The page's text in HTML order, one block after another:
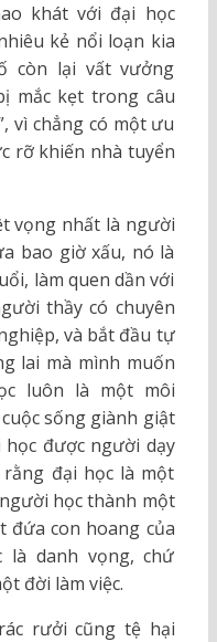
khát với đại học
kẻ nổi loạn kia
còn lại vất vưởng
mắc kẹt trong câu
vì chẳng có một ưu
rỡ khiến nhà tuyển
vọng nhất là người
bao giờ xấu, nó là
làm quen dần với
thầy có chuyên
và bắt đầu tự
lai mà mình muốn
luôn là một môi
sống giành giật
được người dạy
đại học là một
học thành một
đứa con hoang của
danh vọng, chứ
đời làm việc.
rưởi cũng tệ hại